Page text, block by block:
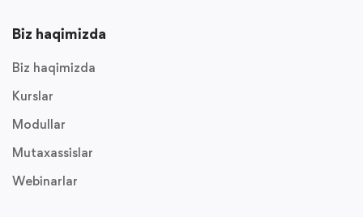
Biz haqimizda
Biz haqimizda
Kurslar
Modullar
Mutaxassislar
Webinarlar